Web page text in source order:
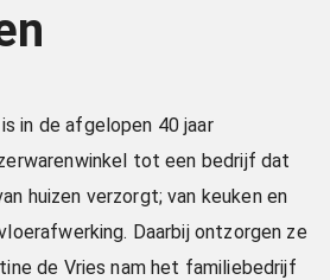
in de afgelopen 40 jaar
tot een bedrijf dat
huizen verzorgt; van keuken en
Daarbij ontzorgen ze
de Vries nam het familiebedrijf